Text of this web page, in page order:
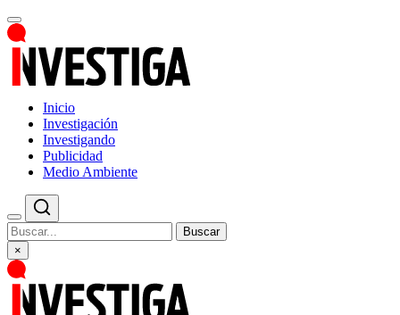
Inicio
Investigación
Investigando
Publicidad
Medio Ambiente
Buscar
×